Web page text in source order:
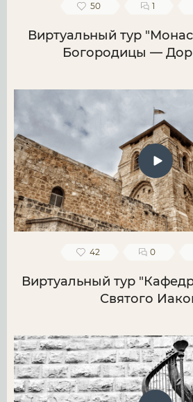
50 1
Виртуальный тур
Богородицы —
42 0
Виртуальный тур
Святого